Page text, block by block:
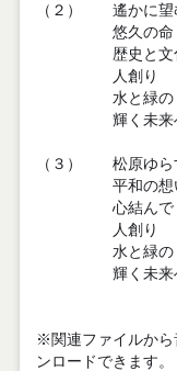
（２） 遙
悠久の
歴史と文
人創り ま
水と緑
輝く未来
（３） 松
平和の
心結ん
人創り ま
水と緑
輝く未来
※関連ファイルから
ンロードできます。